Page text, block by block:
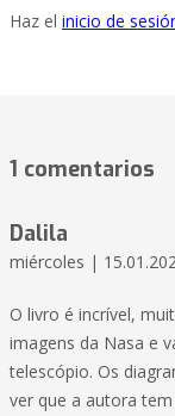
Haz el inicio de
1 comentarios
Dalila
miércoles |
O livro é incrível,
imagens da Nasa e
telescópio. Os
ver que a autora